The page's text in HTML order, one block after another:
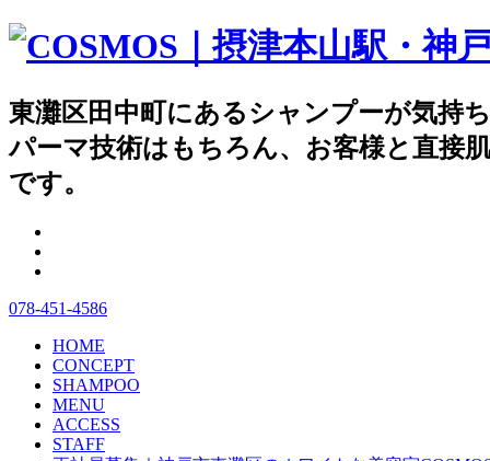
東灘区田中町にあるシャンプー
パーマ技術はもちろん、お客様と直接
です。
078-451-4586
HOME
CONCEPT
SHAMPOO
MENU
ACCESS
STAFF